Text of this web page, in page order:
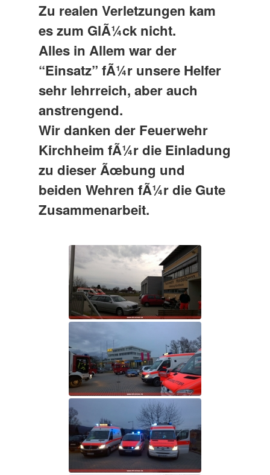
Zu realen Verletzungen kam
es zum GlÃ¼ck nicht.
Alles in Allem war der
“Einsatz” fÃ¼r unsere Helfer
sehr lehrreich, aber auch
anstrengend.
Wir danken der Feuerwehr
Kirchheim fÃ¼r die Einladung
zu dieser Ãœbung und
beiden Wehren fÃ¼r die Gute
Zusammenarbeit.